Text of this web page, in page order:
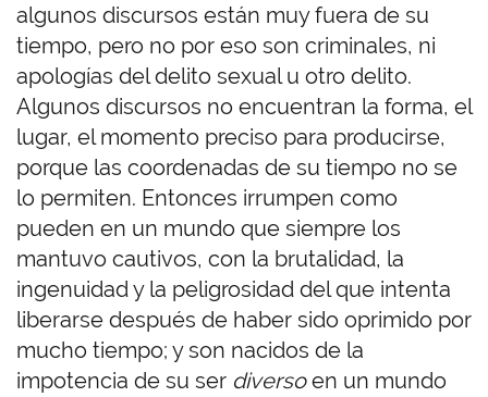
algunos discursos están muy fuera de su
tiempo, pero no por eso son criminales, ni
apologías del delito sexual u otro delito.
Algunos discursos no encuentran la forma, el
lugar, el momento preciso para producirse,
porque las coordenadas de su tiempo no se
lo permiten. Entonces irrumpen como
pueden en un mundo que siempre los
mantuvo cautivos, con la brutalidad, la
ingenuidad y la peligrosidad del que intenta
liberarse después de haber sido oprimido por
mucho tiempo; y son nacidos de la
impotencia de su ser diversoen un mundo